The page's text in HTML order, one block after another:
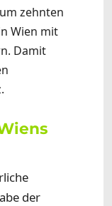
zehnten
Wien mit
Damit
der